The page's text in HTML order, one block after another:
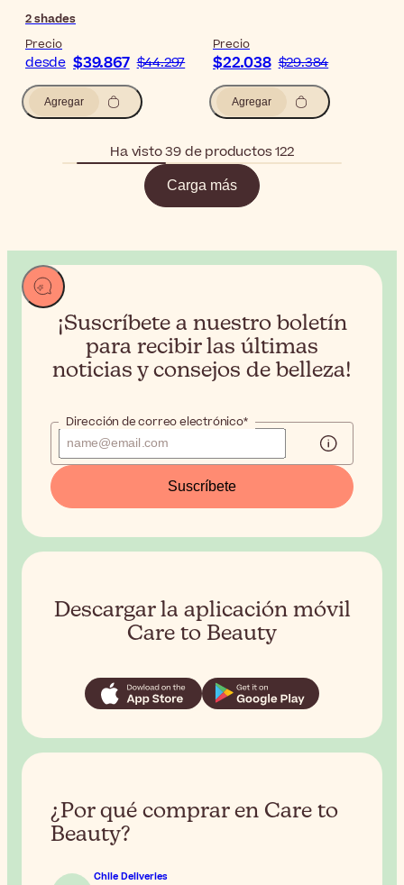
2shades
Precio
desde $39.867 $44.297
Agregar
Precio
$22.038 $29.384
Agregar
Ha visto 39 de productos 122
Carga más
¡Suscríbete a nuestro boletín
para recibir las últimas
noticias y consejos de belleza!
Dirección de correo electrónico*
Suscríbete
Descargar la aplicación móvil
Care to Beauty
¿Por qué comprar en Care to
Beauty?
Chile Deliveries